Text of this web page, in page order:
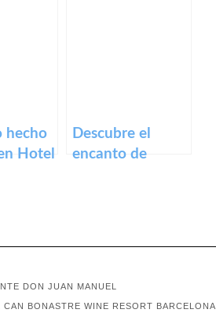
hecho
Hotel
Descubre el
encanto de
DON JUAN MANUEL
BONASTRE WINE RESORT BARCELONA